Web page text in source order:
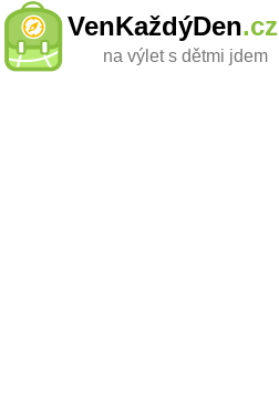
VenKaždýDen.cz
na výlet s dětmi jdem